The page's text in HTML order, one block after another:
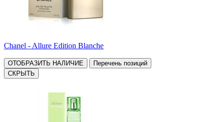
Chanel - Allure Edition Blanche
ОТОБРАЗИТЬ НАЛИЧИЕ
Перечень позиций
СКРЫТЬ